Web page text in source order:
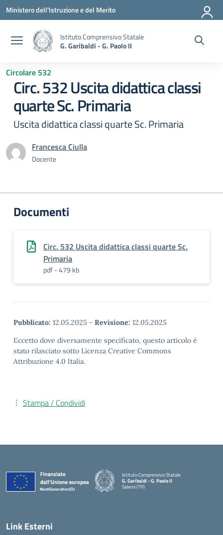
Vai ai contenuti
Vai al menu di navigazione
Vai al footer
Ministero dell'Istruzione e del Merito
Istituto Comprensivo Statale
G. Garibaldi - G. Paolo II
Circolare 532
Circ. 532 Uscita didattica classi
quarte Sc. Primaria
Uscita didattica classi quarte Sc. Primaria
Francesca Ciulla
Docente
Documenti
Circ. 532 Uscita didattica classi quarte Sc.
Primaria
pdf - 479 kb
Pubblicato: 12.05.2025 - Revisione: 12.05.2025
Eccetto dove diversamente specificato, questo articolo è
stato rilasciato sotto Licenza Creative Commons
Attribuzione 4.0 Italia.
Stampa / Condividi
Istituto Comprensivo Statale
G. Garibaldi - G. Paolo II
Salemi (TP)
Link Esterni